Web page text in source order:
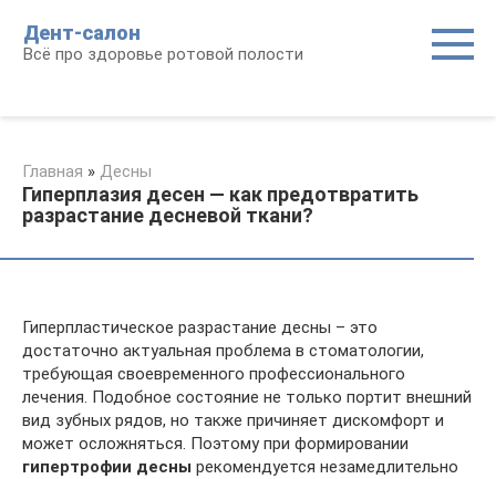
контенту
Дент-салон
Всё про здоровье ротовой полости
Главная » Десны
Гиперплазия десен — как предотвратить
разрастание десневой ткани?
Гиперпластическое разрастание десны – это
достаточно актуальная проблема в стоматологии,
требующая своевременного профессионального
лечения. Подобное состояние не только портит внешний
вид зубных рядов, но также причиняет дискомфорт и
может осложняться. Поэтому при формировании
гипертрофии десны рекомендуется незамедлительно